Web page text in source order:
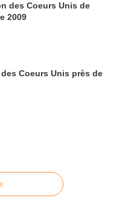
des Coeurs Unis de
2009
Coeurs Unis près de